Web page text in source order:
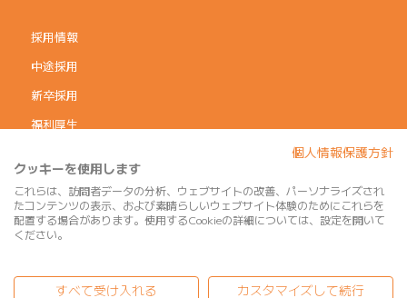
採用情報
中途採用
新卒採用
福利厚生
利用規約
サイトマップ
個人情報保護方針
クッキーを使用します
これらは、訪問者データの分析、ウェブサイトの改善、パーソナライズされ
たコンテンツの表示、および素晴らしいウェブサイト体験のためにこれらを
配置する場合があります。使用するCookieの詳細については、設定を開いて
ください。
すべて受け入れる カスタマイズして続行